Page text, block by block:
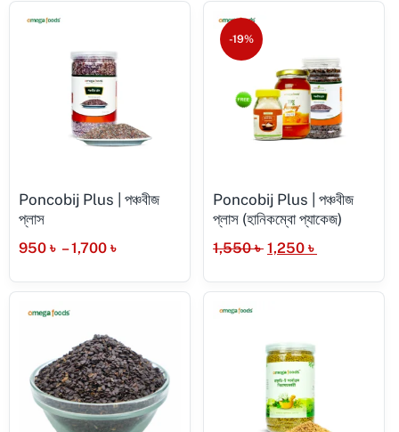
Poncobij Plus | পঞ্চবীজ
প্লাস
950 ৳ – 1,700 ৳
-19%
Poncobij Plus | পঞ্চবীজ
প্লাস (হানিকম্বো প্যাকেজ)
1,550৳ 1,250 ৳